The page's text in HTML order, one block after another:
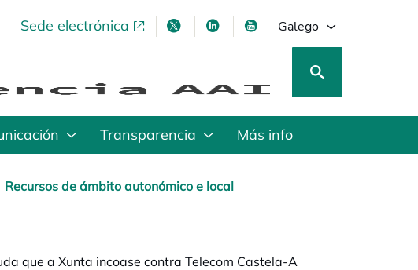
Sede electrónicaopens in a new tabopens in a new tab
opens in a new tab
opens in a new tab
Galego
Transparencia Más info
Recursos de ámbito autonómico e local
que a Xunta incoase contra Telecom Castela-A